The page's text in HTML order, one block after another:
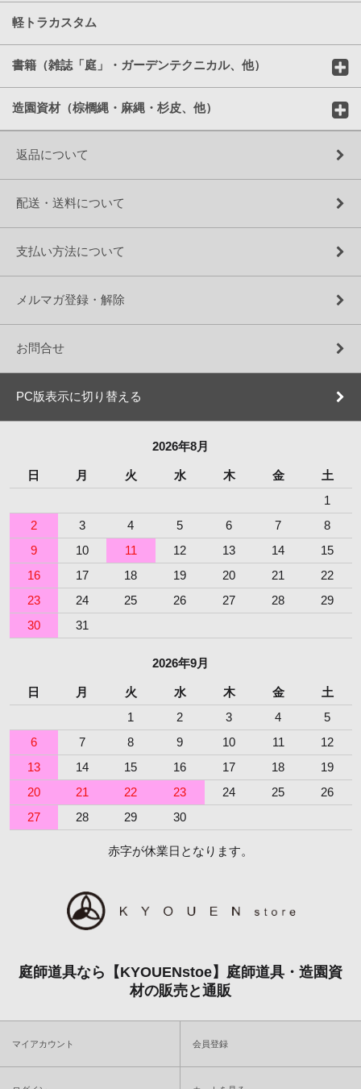
軽トラカスタム
書籍（雑誌「庭」・ガーデンテクニカル、他）
造園資材（棕櫚縄・麻縄・杉皮、他）
返品について
配送・送料について
支払い方法について
メルマガ登録・解除
お問合せ
PC版表示に切り替える
2026年8月
日 月 火 水 木 金
土
1
2
3 4 5 6 7
8
9
10 11 12 13 14
15
16
17 18 19 20 21
22
23
24 25 26 27 28
29
30
31
2026年9月
日 月 火 水 木 金
土
1
2 3 4
5
6
7 8 9 10 11
12
13
14 15 16 17 18
19
20
21 22 23 24 25
26
27
28 29 30
赤字が休業日となります。
庭師道具なら【KYOUENstoe】庭師道具・造園資
材の販売と通販
マイアカウント 会員登録